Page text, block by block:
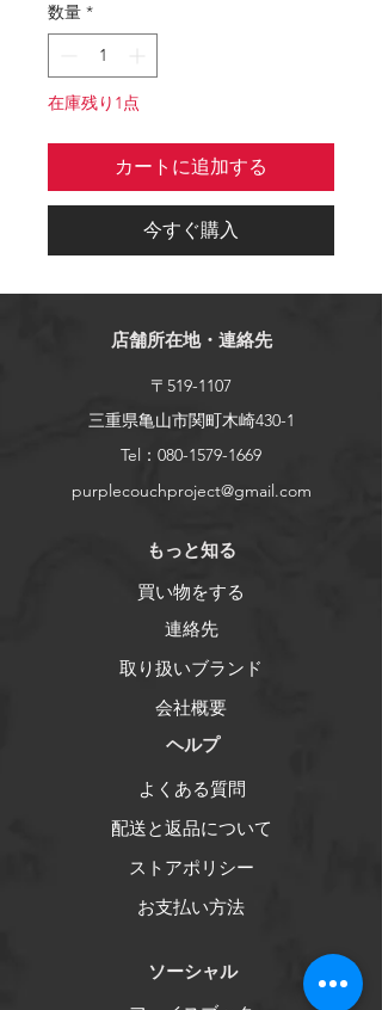
数量 *
在庫残り1点
カートに追加する
今すぐ購入
店舗所在地・連絡先
〒519-1107
三重県亀山市関町木崎430-1
Tel：080-1579-1669
purplecouchproject@gmail.com
​もっと知る
買い物をする
連絡先
取り扱いブランド
会社概要
ヘルプ
よくある質問
配送と返品について
ストアポリシー
お支払い方法
ソーシャル